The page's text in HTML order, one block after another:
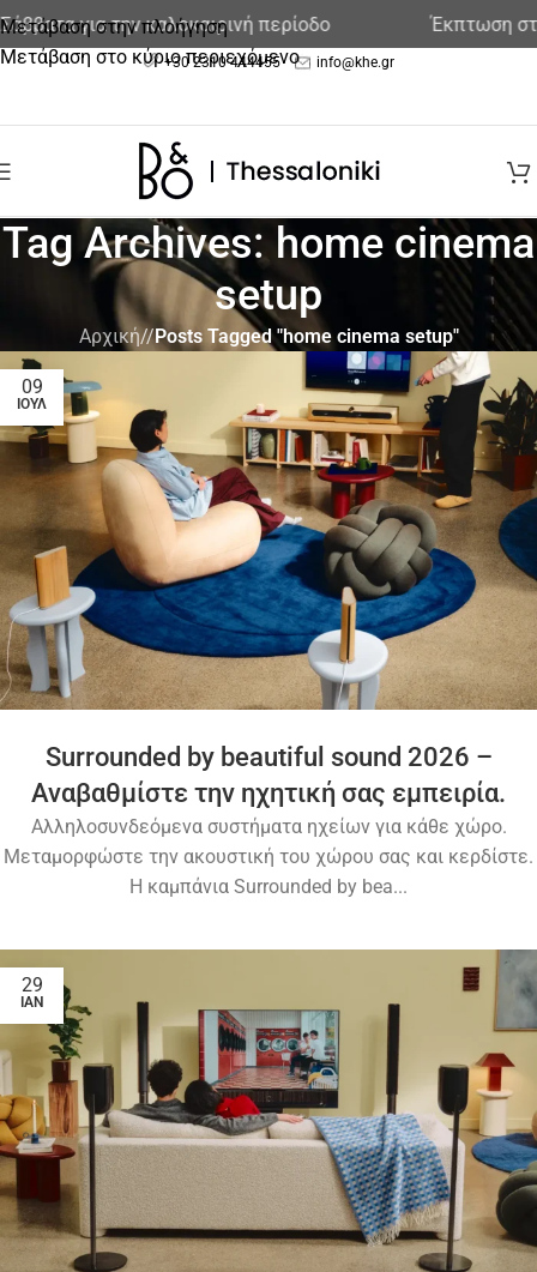
Μετάβαση στην πλοήγηση
Μετάβαση στο κύριο περιεχόμενο
για την καλοκαιρινή περίοδο Έκπτωση στα
+30 2310 444455 info@khe.gr
Tag Archives: home cinema
setup
Αρχική/ Posts Tagged "home cinema setup"
09
ΙΟΎΛ
Surrounded by beautiful sound 2026 –
Αναβαθμίστε την ηχητική σας εμπειρία.
Αλληλοσυνδεόμενα συστήματα ηχείων για κάθε χώρο.
Μεταμορφώστε την ακουστική του χώρου σας και κερδίστε.
Η καμπάνια Surrounded by bea...
29
ΙΑΝ